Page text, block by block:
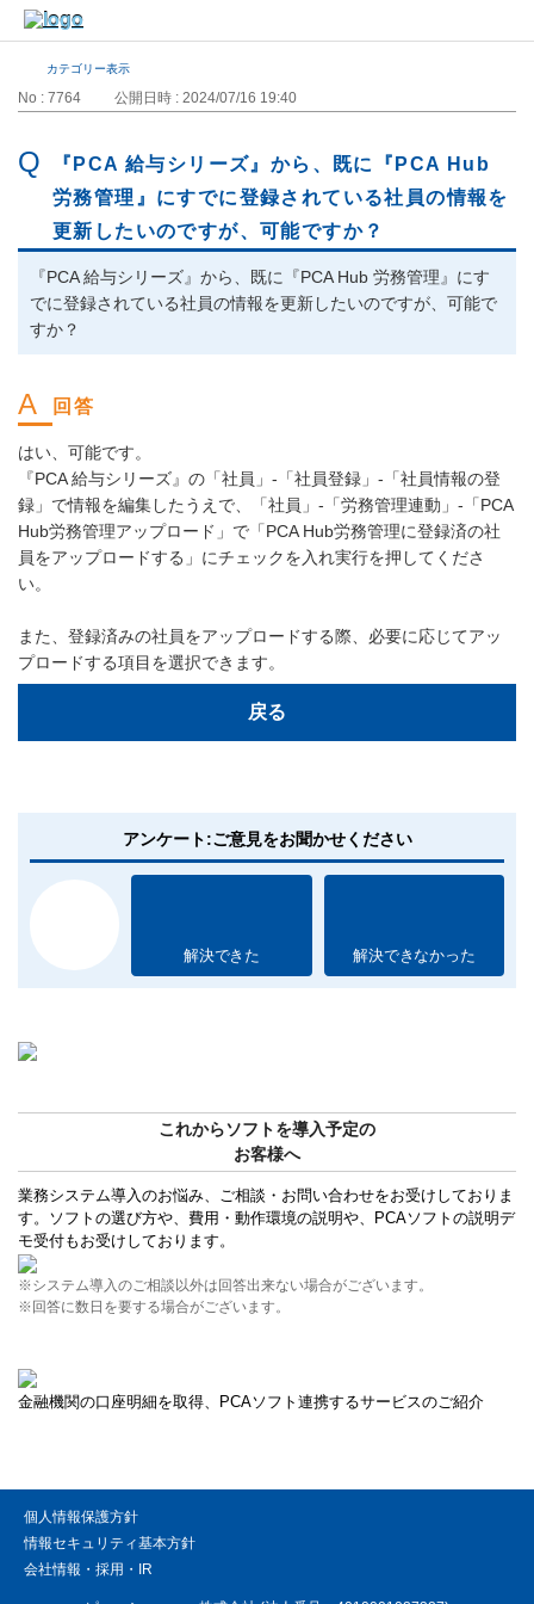
カテゴリー表示
No : 7764 公開日時 : 2024/07/16 19:40
『PCA 給与シリーズ』から、既に『PCA Hub
労務管理』にすでに登録されている社員の情報を
更新したいのですが、可能ですか？
『PCA 給与シリーズ』から、既に『PCA Hub 労務管理』にす
でに登録されている社員の情報を更新したいのですが、可能で
すか？
はい、可能です。
『PCA 給与シリーズ』の「社員」-「社員登録」-「社員情報の登
録」で情報を編集したうえで、「社員」-「労務管理連動」-「PCA
Hub労務管理アップロード」で「PCA Hub労務管理に登録済の社
員をアップロードする」にチェックを入れ実行を押してくださ
い。
また、登録済みの社員をアップロードする際、必要に応じてアッ
プロードする項目を選択できます。
戻る
アンケート:ご意見をお聞かせください
解決できた 解決できなかった
これからソフトを導入予定の
お客様へ
業務システム導入のお悩み、ご相談・お問い合わせをお受けしておりま
す。ソフトの選び方や、費用・動作環境の説明や、PCAソフトの説明デ
モ受付もお受けしております。
※システム導入のご相談以外は回答出来ない場合がございます。
※回答に数日を要する場合がございます。
金融機関の口座明細を取得、PCAソフト連携するサービスのご紹介
個人情報保護方針
情報セキュリティ基本方針
会社情報・採用・IR